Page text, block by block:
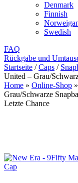
Denmark
Finnish
Swedish
FAQ
Rückgabe und
Startseite / Caps /
United – Grau/
Home » Online-Shop »
Grau/Schwarze
Letzte Chance